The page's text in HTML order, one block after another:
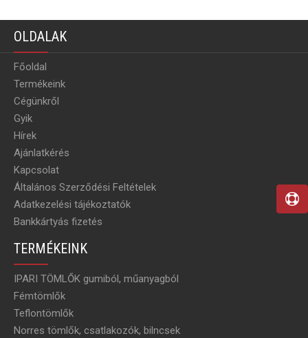
OLDALAK
Főoldal
Termékeink
Cégünkről
Gyik
Hírek
Ajánlatkérés
Kapcsolat
Általános Szerződési Feltételek
Adatkezelési tájékoztatók
Bankkártyás fizetés
TERMÉKEINK
IPARI TÖMLŐK gumiból, műanyagból
Fémtömlők
Teflontömlők
Norres tömlők, csatlakozók, bilncsek